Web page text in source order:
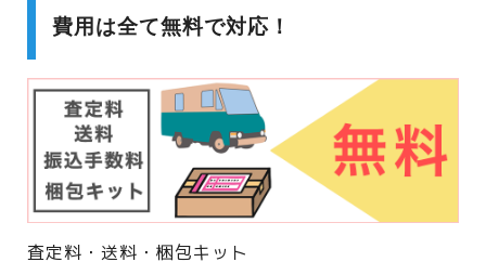
費用は全て無料で対応！
査定料・送料・梱包キット